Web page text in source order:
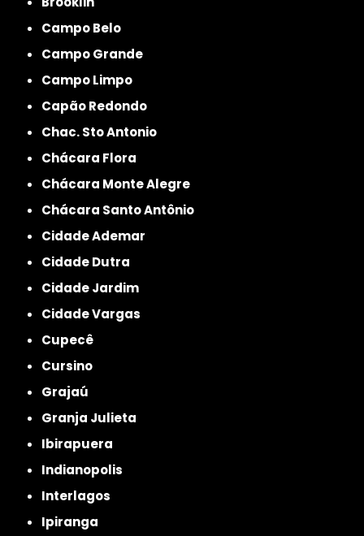
Campo Belo
Campo Grande
Campo Limpo
Capão Redondo
Chac. Sto Antonio
Chácara Flora
Chácara Monte Alegre
Chácara Santo Antônio
Cidade Ademar
Cidade Dutra
Cidade Jardim
Cidade Vargas
Cupecê
Cursino
Grajaú
Granja Julieta
Ibirapuera
Indianopolis
Interlagos
Ipiranga